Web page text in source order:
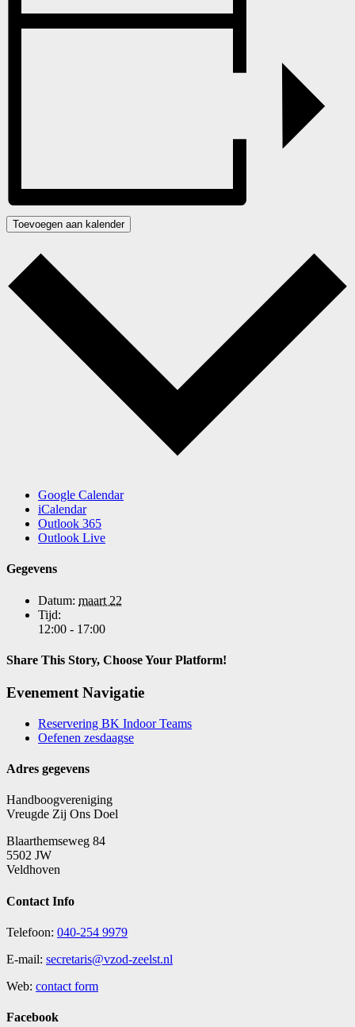
Toevoegen aan kalender
Google Calendar
iCalendar
Outlook 365
Outlook Live
Gegevens
Datum: maart 22
Tijd:
12:00 - 17:00
Share This Story, Choose Your Platform!
Facebook
X
Reddit
Tumblr
E-
Evenement Navigatie
Reservering BK Indoor Teams
Oefenen zesdaagse
Adres gegevens
Handboogvereniging
Vreugde Zij Ons Doel
Blaarthemseweg 84
5502 JW
Veldhoven
Contact Info
Telefoon: 040-254 9979
E-mail: secretaris@vzod-zeelst.nl
Web: contact form
Facebook